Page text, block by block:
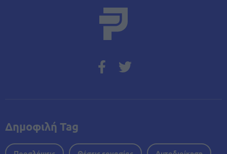
Δημοφιλή Tag